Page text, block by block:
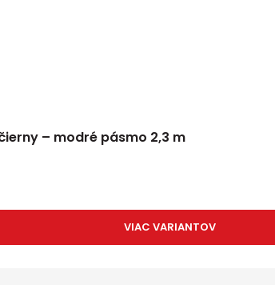
– modré pásmo 2,3 m
VIAC VARIANTOV